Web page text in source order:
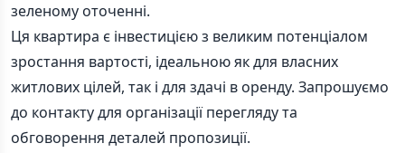
зеленому оточенні.
Ця квартира є інвестицією з великим потенціалом
зростання вартості, ідеальною як для власних
житлових цілей, так і для здачі в оренду. Запрошуємо
до контакту для організації перегляду та
обговорення деталей пропозиції.